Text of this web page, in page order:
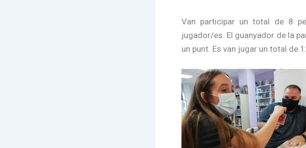
Van participar un total de 8
jugador/es. El guanyador de la
un punt. Es van jugar un total de